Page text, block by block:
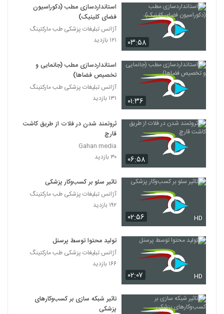
۰۳:۵۸
استانداردسازی مطب (دکوراسیون
فضای کلینیک)
آژانس تبلیغات پزشکی طب مارکتینگ
۱۲۱ بازدید
۰۱:۳۶
استانداردسازی مطب (جانمایی و
تخصیص فضاها)
آژانس تبلیغات پزشکی طب مارکتینگ
۱۳۱ بازدید
۰۶:۵۸
ثروتمند شدن در فلات از طریق کاشت
قارچ
Gahan media
۳۰ بازدید
۰۲:۵۶ HD
تاثیر سئو بر کسب‌و‌کار پزشکی
آژانس تبلیغات پزشکی طب مارکتینگ
۱۹۲ بازدید
۰۲:۰۷ HD
تولید محتوا توسط پرسنل
آژانس تبلیغات پزشکی طب مارکتینگ
۱۶۶ بازدید
تاثیر شبکه سازی بر کسب‌وکارهای
پزشکی